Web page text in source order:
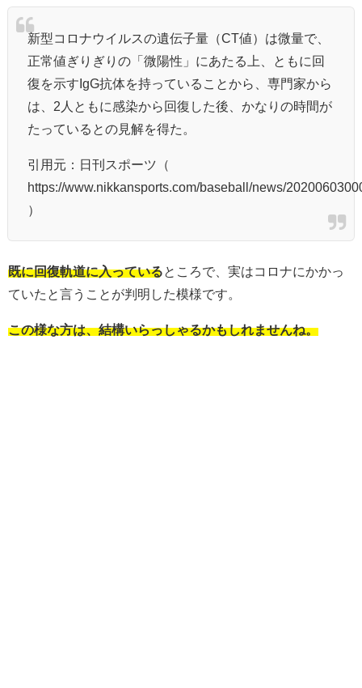
新型コロナウイルスの遺伝子量（CT値）は微量で、
正常値ぎりぎりの「微陽性」にあたる上、ともに回
復を示すIgG抗体を持っていることから、専門家から
は、2人ともに感染から回復した後、かなりの時間が
たっているとの見解を得た。
引用元：日刊スポーツ（
https://www.nikkansports.com/baseball/news/
）
既に回復軌道に入っている ところで、実はコロナにかかっ
ていたと言うことが判明した模様です。
この様な方は、結構いらっしゃるかもしれませんね。